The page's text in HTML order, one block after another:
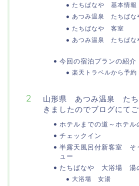
たちばなや 基本情報
あつみ温泉 たちば
たちばなや 客室
あつみ温泉 たちば
今回の宿泊プランの紹介
楽天トラベルから予約
山形県 あつみ温泉 たち
きましたのでブログにて
ホテルまでの道～ホテル
チェックイン
半露天風呂付新客室
ュー
たちばなや 大浴場 湯
大浴場 女湯